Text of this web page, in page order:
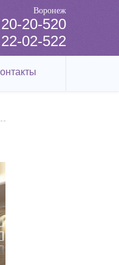
Воронеж
20-520
02-522